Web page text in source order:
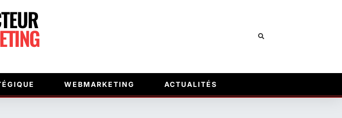
WEBMARKETING ACTUALITÉS